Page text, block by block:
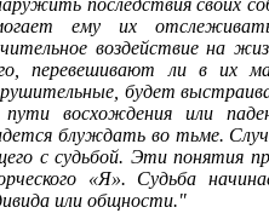
и чувстве
последствия своих
ему их
воздействие на
перевешивают ли в их
будет
восхождения или
блуждать во тьме.
с судьбой. Эти понятия
«Я». Судьба
или общности."